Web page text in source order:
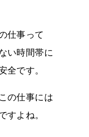
仕事って
い時間帯に
全です。
の仕事には
すよね。